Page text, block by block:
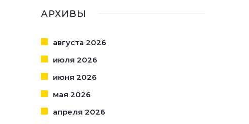
АРХИВЫ
августа 2026
июля 2026
июня 2026
мая 2026
апреля 2026